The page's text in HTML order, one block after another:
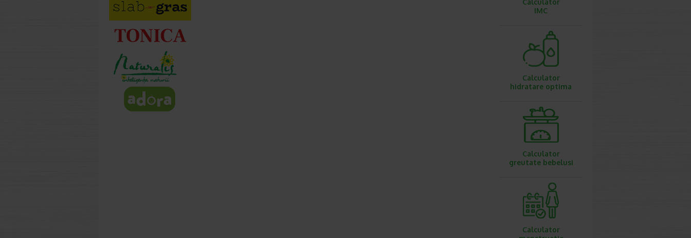
Calculator
IMC
Calculator
hidratare optima
Calculator
greutate bebelusi
Calculator